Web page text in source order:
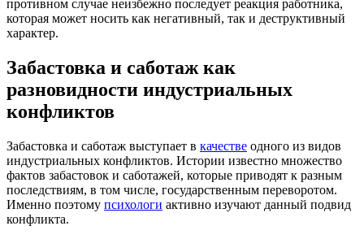
противном случае неизбежно последует реакция работника,
которая может носить как негативный, так и деструктивный
характер.
Забастовка и саботаж как
разновидности индустриальных
конфликтов
Забастовка и саботаж выступает в качестве одного из видов
индустриальных конфликтов. Истории известно множество
фактов забастовок и саботажей, которые приводят к разным
последствиям, в том числе, государственным переворотом.
Именно поэтому психологи активно изучают данный подвид
конфликта.